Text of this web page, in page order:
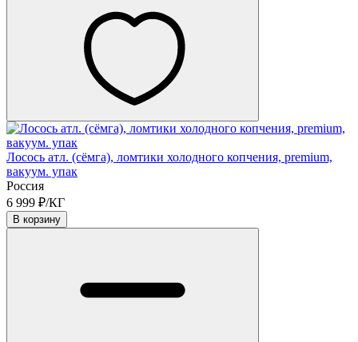
Лосось атл. (сёмга), ломтики холодного копчения, premium,
вакуум. упак
Россия
6 999 ₽/КГ
В корзину